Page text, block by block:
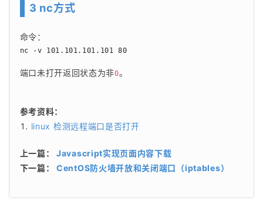
3 nc方式
命令：
nc -v 101.101.101.101 80
端口未打开返回状态为非0。
参考资料：
linux 检测远程端口是否打开
上一篇： Javascript实现页面内容下载
下一篇： CentOS防火墙开放和关闭端口（iptables）